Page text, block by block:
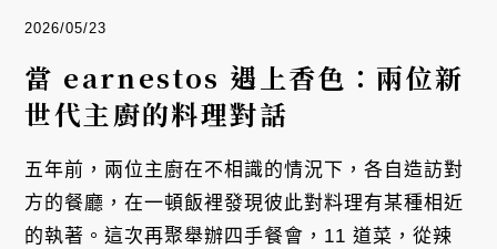
2026/05/23
當 earnestos 遇上香色：兩位新
世代主廚的料理對話
五年前，兩位主廚在不相識的情況下，各自造訪對
方的餐廳，在一頓飯裡發現彼此對料理有某種相近
的執著。這次再聚舉辦四手餐會，11 道菜，從辣